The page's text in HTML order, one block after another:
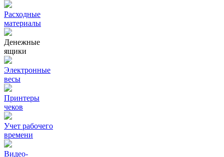
Расходные
материалы
Денежные
ящики
Электронные
весы
Принтеры
чеков
Учет рабочего
времени
Видео‑